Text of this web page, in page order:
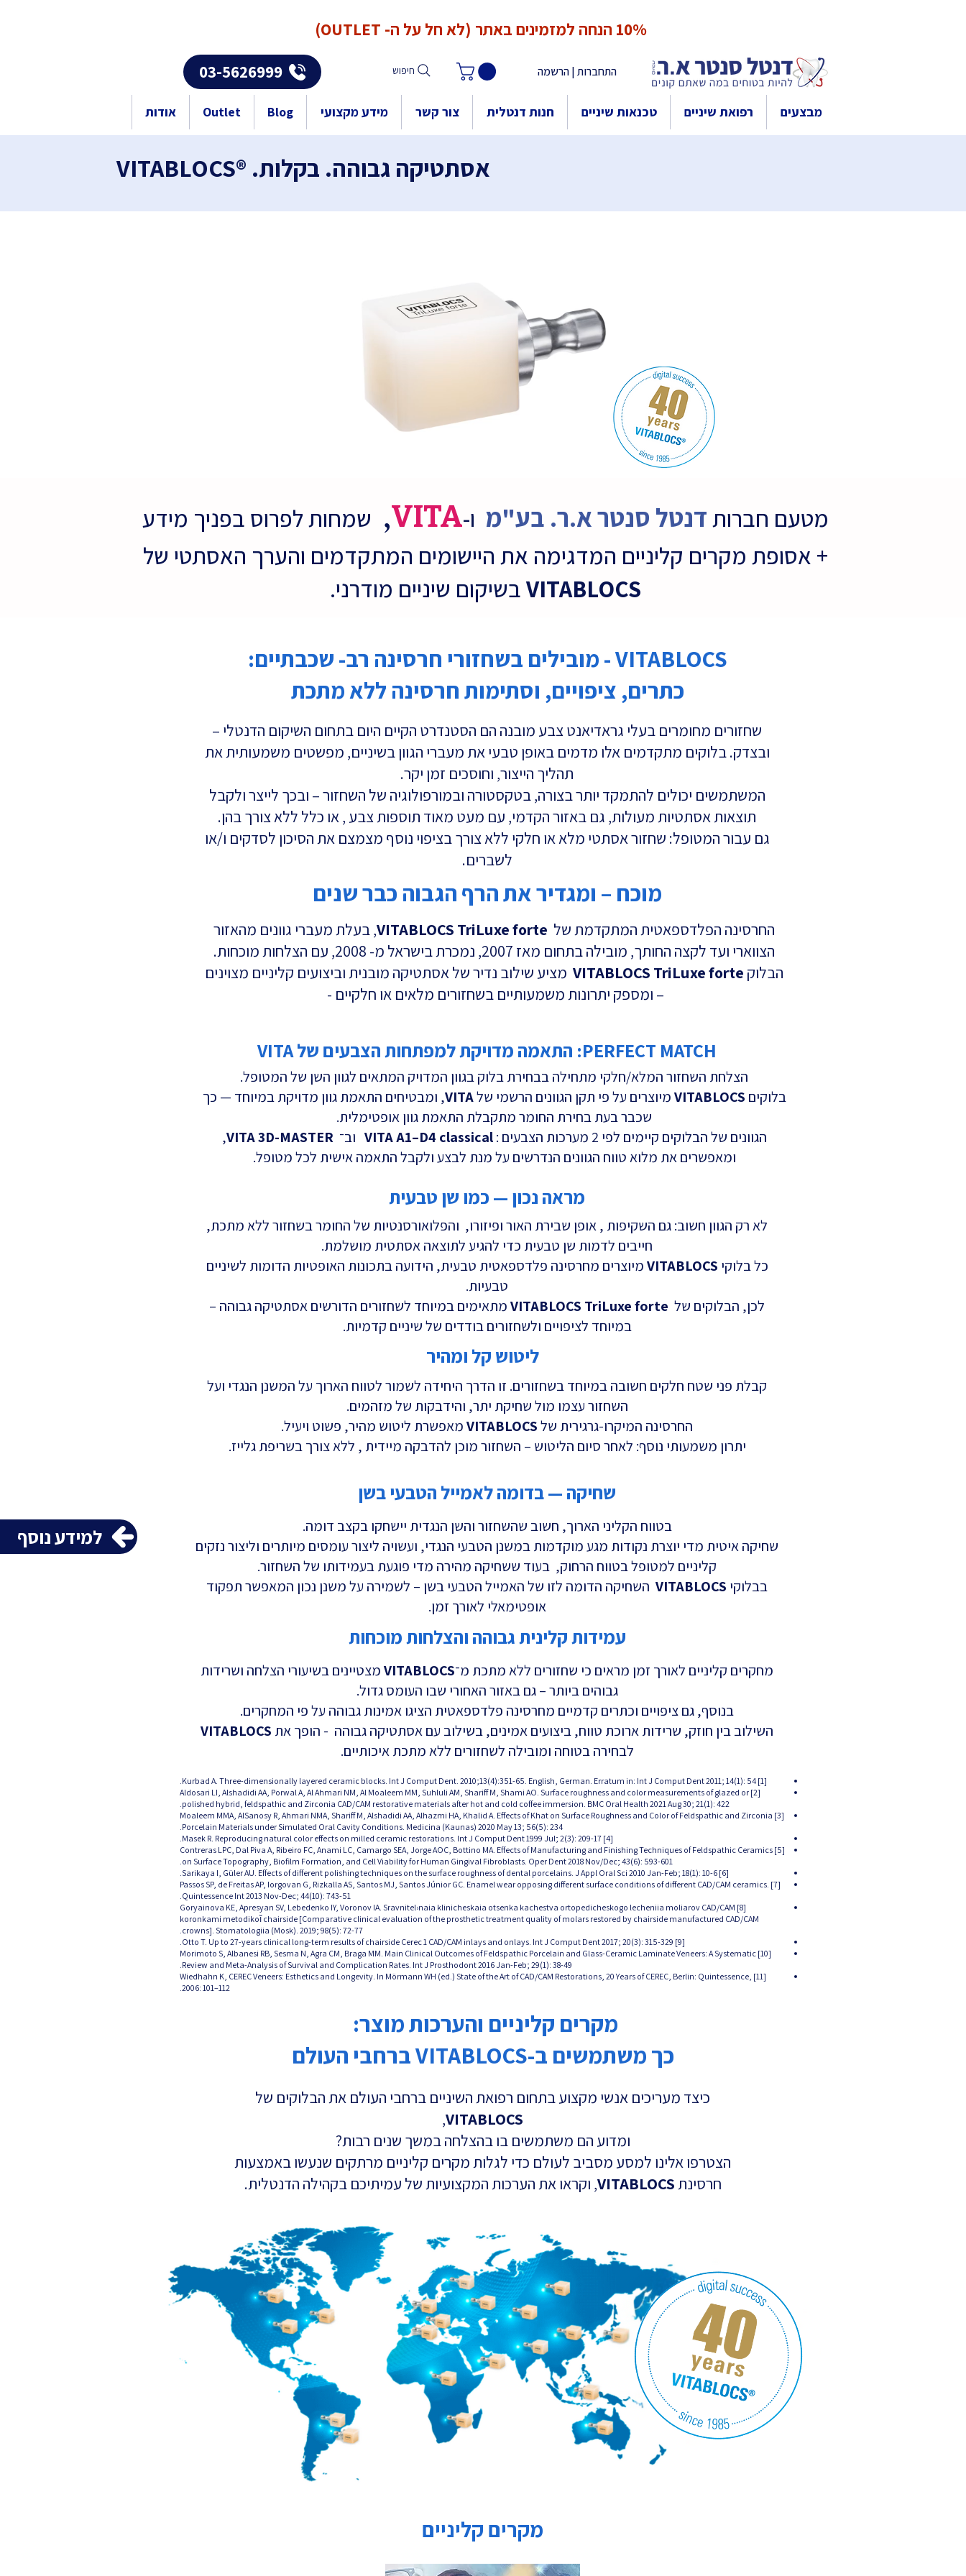
10% הנחה למזמינים באתר (לא חל על ה- OUTLET)
התחברות | הרשמה חיפוש 03-5626999
מבצעים רפואת שיניים טכנאות שיניים חנות דנטלית צור קשר מידע מקצועי Blog
Outlet אודות
למידע נוסף
אסתטיקה גבוהה. בקלות. ®VITABLOCS
מטעם חברותדנטל סנטר א.ר. בע"מ ו-VITA
, שמחות לפרוס בפניך מידע
+ אסופת מקרים קליניים המדגימה את היישומים המתקדמים והערך האסתטי של
VITABLOCSבשיקום שיניים מודרני.
VITABLOCS - מובילים בשחזורי חרסינה רב- שכבתיים:
כתרים, ציפויים, וסתימות חרסינה ללא מתכת
שחזורים מחומרים בעלי גראדיאנט צבע מובנה הם הסטנדרט הקיים היום בתחום השיקום הדנטלי –
ובצדק. בלוקים מתקדמים אלו מדמים באופן טבעי את מעברי הגוון בשיניים, מפשטים משמעותית את
תהליך הייצור, וחוסכים זמן יקר.
המשתמשים יכולים להתמקד יותר בצורה, בטקסטורה ובמורפולוגיה של השחזור – ובכך לייצר ולקבל
תוצאות אסתטיות מעולות, גם באזור הקדמי, עם מעט מאוד תוספות צבע , או כלל ללא צורך בהן.
גם עבור המטופל: שחזור אסתטי מלא או חלקי ללא צורך בציפוי נוסף מצמצם את הסיכון לסדקים ו/או
לשברים.
מוכח – ומגדיר את הרף הגבוה כבר שנים
החרסינה הפלדספאטית המתקדמת של VITABLOCS TriLuxe forte, בעלת מעברי גוונים מהאזור
הצווארי ועד לקצה החותך, מובילה בתחום מאז 2007, נמכרת בישראל מ- 2008, עם הצלחות מוכחות.
הבלוק VITABLOCS TriLuxe forte מציע שילוב נדיר של אסתטיקה מובנית וביצועים קליניים מצוינים
– ומספק יתרונות משמעותיים בשחזורים מלאים או חלקיים -
PERFECT MATCH: התאמה מדויקת למפתחות הצבעים של VITA
הצלחת השחזור המלא/חלקי מתחילה בבחירת בלוק בגוון המדויק המתאים לגוון השן של המטופל.
בלוקים VITABLOCSמיוצרים על פי תקן הגוונים הרשמי שלVITA, ומבטיחים התאמת גוון מדויקת במיוחד — כך
שכבר בעת בחירת החומר מתקבלת התאמת גוון אופטימלית.
הגוונים של הבלוקים קיימים לפי 2 מערכות הצבעים :
VITA A1–D4 classical ‏ וב־VITA 3D-MASTER
,
ומאפשרים את מלוא טווח הגוונים הנדרשים על מנת לבצע ולקבל התאמה אישית לכל מטופל.
מראה נכון — כמו שן טבעית
לא רק הגוון חשוב: גם השקיפות , אופן שבירת האור ופיזורו, והפלואורסנטיות של החומר בשחזור ללא מתכת,
חייבים לדמות שן טבעית כדי להגיע לתוצאה אסתטית מושלמת.
כל בלוקי VITABLOCSמיוצרים מחרסינה פלדספאטית טבעית, הידועה בתכונות האופטיות הדומות לשיניים
טבעיות.
לכן, הבלוקים של VITABLOCS TriLuxe forteמתאימים במיוחד לשחזורים הדורשים אסתטיקה גבוהה –
במיוחד לציפויים ולשחזורים בודדים של שיניים קדמיות.
ליטוש קל ומהיר
קבלת פני שטח חלקים חשובה במיוחד בשחזורים. זו הדרך היחידה לשמור לטווח הארוך על המשנן הנגדי ועל
השחזור עצמו מול שחיקת יתר, והידבקות של מזהמים.
החרסינה המיקרו-גרגירית שלVITABLOCSמאפשרת ליטוש מהיר, פשוט ויעיל.
יתרון משמעותי נוסף: לאחר סיום הליטוש – השחזור מוכן להדבקה מיידית , ללא צורך בשריפת גלייז.
שחיקה — בדומה לאמייל הטבעי בשן
בטווח הקליני הארוך, חשוב שהשחזור והשן הנגדית יישחקו בקצב דומה.
שחיקה איטית מדי יוצרת נקודות מגע מוקדמות במשנן הטבעי הנגדי, ועשויה ליצור עומסים מיותרים וליצור נזקים
קליניים למטופל בטווח הרחוק, בעוד ששחיקה מהירה מדי פוגעת בעמידותו של השחזור.
בבלוקי VITABLOCS השחיקה הדומה לזו של האמייל הטבעי בשן – לשמירה על משנן נכון המאפשר תפקוד
אופטימאלי לאורך זמן.
עמידות קלינית גבוהה והצלחות מוכחות
מחקרים קליניים לאורך זמן מראים כי שחזורים ללא מתכת מ־VITABLOCSמצטיינים בשיעורי הצלחה ושרידות
גבוהים ביותר – גם באזור האחורי שבו העומס גדול.
בנוסף, גם ציפויים וכתרים קדמיים מחרסינה פלדספאטית הציגו אמינות גבוהה על פי המחקרים.
השילוב בין חוזק, שרידות ארוכת טווח, ביצועים אמינים, בשילוב עם אסתטיקה גבוהה - הופך את VITABLOCS
לבחירה בטוחה ומובילה לשחזורים ללא מתכת איכותיים.
[1] Kurbad A. Three-dimensionally layered ceramic blocks. Int J Comput Dent. 2010;13(4):351-65. English, German. Erratum in: Int J Comput Dent 2011; 14(1): 54.
[2] Aldosari LI, Alshadidi AA, Porwal A, Al Ahmari NM, Al Moaleem MM, Suhluli AM, Shariff M, Shami AO. Surface roughness and color measurements of glazed or
polished hybrid, feldspathic and Zirconia CAD/CAM restorative materials after hot and cold coffee immersion. BMC Oral Health 2021 Aug 30; 21(1): 422.
[3] Moaleem MMA, AlSanosy R, Ahmari NMA, Shariff M, Alshadidi AA, Alhazmi HA, Khalid A. Effects of Khat on Surface Roughness and Color of Feldspathic and Zirconia
Porcelain Materials under Simulated Oral Cavity Conditions. Medicina (Kaunas) 2020 May 13; 56(5): 234.
[4] Masek R. Reproducing natural color effects on milled ceramic restorations. Int J Comput Dent 1999 Jul; 2(3): 209-17.
[5] Contreras LPC, Dal Piva A, Ribeiro FC, Anami LC, Camargo SEA, Jorge AOC, Bottino MA. Effects of Manufacturing and Finishing Techniques of Feldspathic Ceramics
on Surface Topography, Biofilm Formation, and Cell Viability for Human Gingival Fibroblasts. Oper Dent 2018 Nov/Dec; 43(6): 593-601.
[6] Sarikaya I, Güler AU. Effects of different polishing techniques on the surface roughness of dental porcelains. J Appl Oral Sci 2010 Jan-Feb; 18(1): 10-6.
[7] Passos SP, de Freitas AP, Iorgovan G, Rizkalla AS, Santos MJ, Santos Júnior GC. Enamel wear opposing different surface conditions of different CAD/CAM ceramics.
Quintessence Int 2013 Nov-Dec; 44(10): 743-51.
[8] Goryainova KE, Apresyan SV, Lebedenko IY, Voronov IA. Sravnitel›naia klinicheskaia otsenka kachestva ortopedicheskogo lecheniia moliarov CAD/CAM
koronkami metodikoĭ chairside [Comparative clinical evaluation of the prosthetic treatment quality of molars restored by chairside manufactured CAD/CAM
crowns]. Stomatologiia (Mosk). 2019; 98(5): 72-77.
[9] Otto T. Up to 27-years clinical long-term results of chairside Cerec 1 CAD/CAM inlays and onlays. Int J Comput Dent 2017; 20(3): 315-329.
[10] Morimoto S, Albanesi RB, Sesma N, Agra CM, Braga MM. Main Clinical Outcomes of Feldspathic Porcelain and Glass-Ceramic Laminate Veneers: A Systematic
Review and Meta-Analysis of Survival and Complication Rates. Int J Prosthodont 2016 Jan-Feb; 29(1): 38-49.
[11] Wiedhahn K, CEREC Veneers: Esthetics and Longevity. In Mörmann WH (ed.) State of the Art of CAD/CAM Restorations, 20 Years of CEREC, Berlin: Quintessence,
2006: 101–112.
מקרים קליניים והערכות מוצר:
כך משתמשים ב-VITABLOCS ברחבי העולם
כיצד מעריכים אנשי מקצוע בתחום רפואת השיניים ברחבי העולם את הבלוקים של
VITABLOCS
,
ומדוע הם משתמשים בו בהצלחה במשך שנים רבות?
הצטרפו אלינו למסע מסביב לעולם כדי לגלות מקרים קליניים מרתקים שנעשו באמצעות
חרסינתVITABLOCS, וקראו את הערכות המקצועיות של עמיתיכם בקהילה הדנטלית.
מקרים קליניים